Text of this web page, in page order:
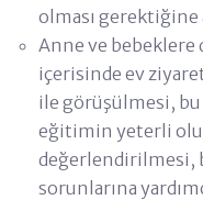
olması gerektiğine
Anne ve bebeklere
içerisinde ev
ile görüşülmesi,
eğitimin yeterli
değerlendirilmesi,
sorunlarına